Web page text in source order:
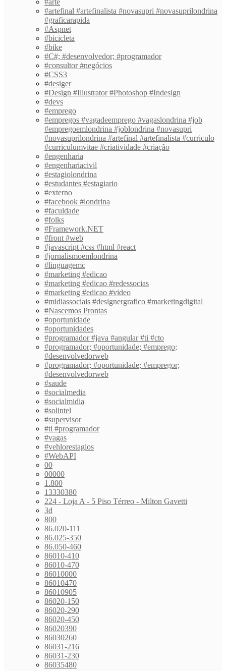
#arte
#artefinal #artefinalista #novasupri #novasuprilondrina
#graficarapida
#Aspnet
#bicicleta
#bike
#C#; #desenvolvedor; #programador
#consultor #negócios
#CSS3
#desiger
#Design #Illustrator #Photoshop #Indesign
#devs
#emprego
#empregos #vagadeemprego #vagaslondrina #job
#empregoemlondrina #joblondrina #novasupri
#novasuprilondrina #artefinal #artefinalista #curriculo
#curriculumvitae #criatividade #criação
#engenharia
#engenhariacivil
#estagiolondrina
#estudantes #estagiario
#externo
#facebook #londrina
#faculdade
#folks
#Framework.NET
#front #web
#javascript #css #html #react
#jornalismoemlondrina
#linguagemc
#marketing #edicao
#marketing #edicao #redessocias
#marketing #edicao #video
#midiassociais #designergrafico #marketingdigital
#Nascemos Prontas
#oportunidade
#oportunidades
#programador #java #angular #ti #cto
#programador; #oportunidade; #emprego;
#desenvolvedorweb
#programador; #oportunidade; #empregor;
#desenvolvedorweb
#saude
#socialmedia
#socialmidia
#solintel
#supervisor
#ti #programador
#vagas
#vehlorestagios
#WebAPI
00
00000
1.800
13330380
224 - Loja A - 5 Piso Térreo - Milton Gavetti
3d
800
86.020-111
86.025-350
86.050-460
86010-410
86010-470
86010000
86010470
86010905
86020-150
86020-290
86020-450
86020390
86030260
86031-216
86031-230
86035480